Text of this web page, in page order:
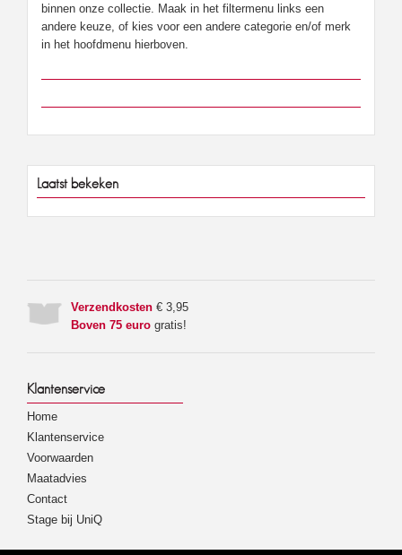
binnen onze collectie. Maak in het filtermenu links een
andere keuze, of kies voor een andere categorie en/of merk
in het hoofdmenu hierboven.
Laatst bekeken
Verzendkosten € 3,95
Boven 75 euro gratis!
Klantenservice
Home
Klantenservice
Voorwaarden
Maatadvies
Contact
Stage bij UniQ